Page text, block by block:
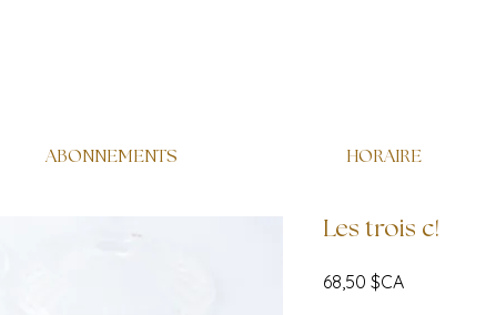
ABONNEMENTS HORAIRE
Les trois c!
68,50 $CAPrix